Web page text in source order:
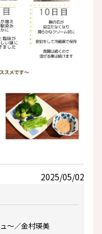
2025/05/02
～／金村瑛美